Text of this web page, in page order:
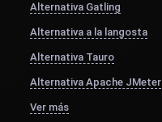
Alternativa Gatling
Alternativa a la langosta
Alternativa Tauro
Alternativa Apache JMeter
Ver más